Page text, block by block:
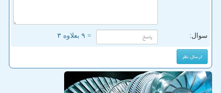
سوال: = ۹ بعلاوه ۳